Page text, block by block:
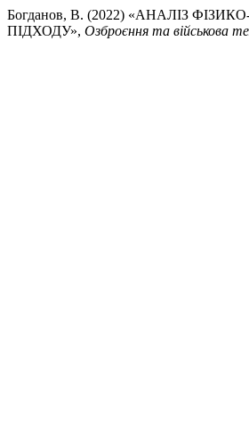
Богданов, В. (2022) «АНАЛІЗ
ПІДХОДУ», Озброєння та військова